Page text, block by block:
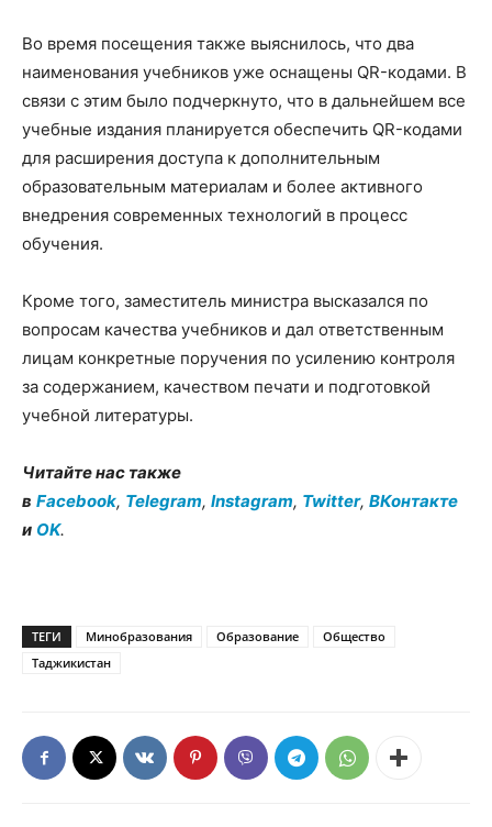
Во время посещения также выяснилось, что два
наименования учебников уже оснащены QR-кодами. В
связи с этим было подчеркнуто, что в дальнейшем все
учебные издания планируется обеспечить QR-кодами
для расширения доступа к дополнительным
образовательным материалам и более активного
внедрения современных технологий в процесс
обучения.
Кроме того, заместитель министра высказался по
вопросам качества учебников и дал ответственным
лицам конкретные поручения по усилению контроля
за содержанием, качеством печати и подготовкой
учебной литературы.
Читайте нас также
в Facebook, Telegram, Instagram, Twitter, ВКонтакте
и OK.
ТЕГИ Минобразования Образование
Общество
Таджикистан